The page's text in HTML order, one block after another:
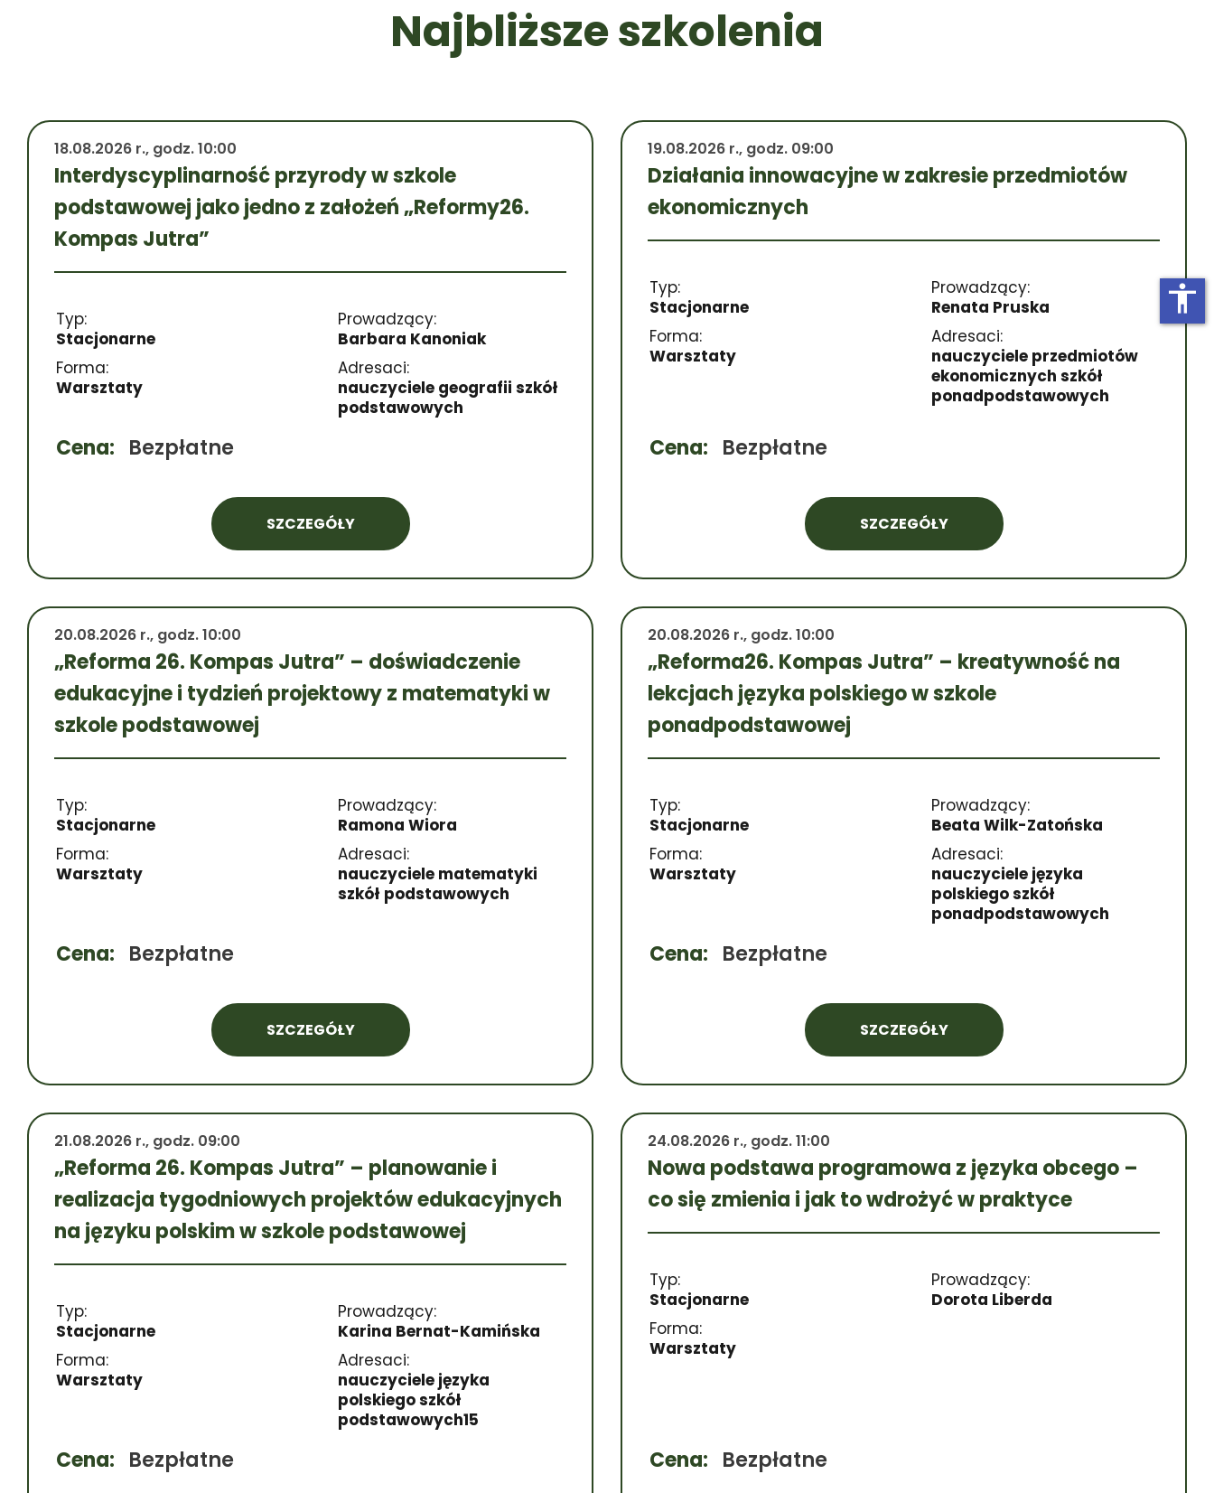
Najbliższe szkolenia
18.08.2026 r., godz. 10:00
Interdyscyplinarność przyrody w szkole
podstawowej jako jedno z założeń „Reformy26.
Kompas Jutra”
Typ:
Stacjonarne
Prowadzący:
Barbara Kanoniak
Forma:
Warsztaty
Adresaci:
nauczyciele geografii szkół
podstawowych
Cena: Bezpłatne
SZCZEGÓŁY
19.08.2026 r., godz. 09:00
Działania innowacyjne w zakresie przedmiotów
ekonomicznych
Typ:
Stacjonarne
Prowadzący:
Renata Pruska
Forma:
Warsztaty
Adresaci:
nauczyciele przedmiotów
ekonomicznych szkół
ponadpodstawowych
Cena: Bezpłatne
SZCZEGÓŁY
20.08.2026 r., godz. 10:00
„Reforma 26. Kompas Jutra” – doświadczenie
edukacyjne i tydzień projektowy z matematyki w
szkole podstawowej
Typ:
Stacjonarne
Prowadzący:
Ramona Wiora
Forma:
Warsztaty
Adresaci:
nauczyciele matematyki
szkół podstawowych
Cena: Bezpłatne
SZCZEGÓŁY
20.08.2026 r., godz. 10:00
„Reforma26. Kompas Jutra” – kreatywność na
lekcjach języka polskiego w szkole
ponadpodstawowej
Typ:
Stacjonarne
Prowadzący:
Beata Wilk-Zatońska
Forma:
Warsztaty
Adresaci:
nauczyciele języka
polskiego szkół
ponadpodstawowych
Cena: Bezpłatne
SZCZEGÓŁY
21.08.2026 r., godz. 09:00
„Reforma 26. Kompas Jutra” – planowanie i
realizacja tygodniowych projektów edukacyjnych
na języku polskim w szkole podstawowej
Typ:
Stacjonarne
Prowadzący:
Karina Bernat-Kamińska
Forma:
Warsztaty
Adresaci:
nauczyciele języka
polskiego szkół
podstawowych15
Cena: Bezpłatne
24.08.2026 r., godz. 11:00
Nowa podstawa programowa z języka obcego –
co się zmienia i jak to wdrożyć w praktyce
Typ:
Stacjonarne
Prowadzący:
Dorota Liberda
Forma:
Warsztaty
Cena: Bezpłatne
accessibility